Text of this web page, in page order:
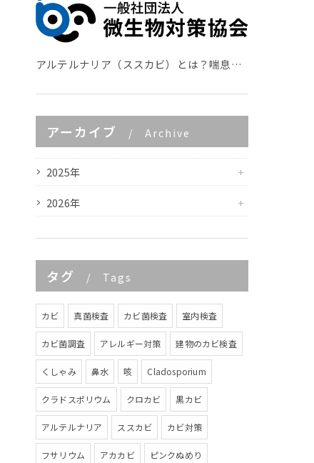
アルテルナリア（ススカビ）とは？喘息リスクと住宅診断
アーカイブ Archive
2025年
2026年
タグ Tags
カビ 真菌検査 カビ菌検査 室内検査
カビ菌調査 アレルギー対策 建物のカビ検査
くしゃみ 鼻水 咳 Cladosporium
クラドスポリウム クロカビ 黒カビ
アルテルナリア ススカビ カビ対策
フサリウム アカカビ ピンクぬめり